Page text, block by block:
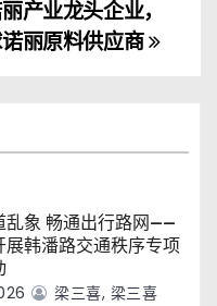
产业龙头企业，
丽原料供应商
乱象 畅通出行路网——
展韩潘路交通秩序专项
梁三喜, 梁三喜